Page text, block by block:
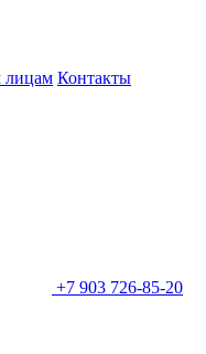
лицам Контакты
+7 903 726-85-20